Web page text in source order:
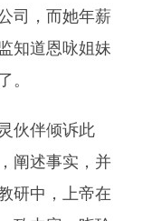
司，而她年薪
知道恩咏姐妹
。
伙伴倾诉此
阐述事实，并
研中，上帝在